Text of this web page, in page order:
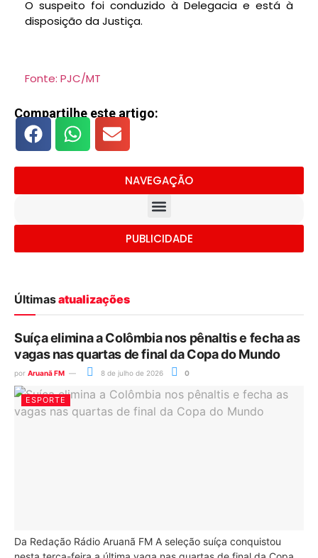
O suspeito foi conduzido à Delegacia e está à
disposição da Justiça.
Fonte: PJC/MT
Compartilhe este artigo:
NAVEGAÇÃO
PUBLICIDADE
Últimasatualizações
Suíça elimina a Colômbia nos pênaltis e fecha as
vagas nas quartas de final da Copa do Mundo
por Aruanã FM 8 de julho de 2026 0
ESPORTE
Da Redação Rádio Aruanã FM A seleção suíça conquistou